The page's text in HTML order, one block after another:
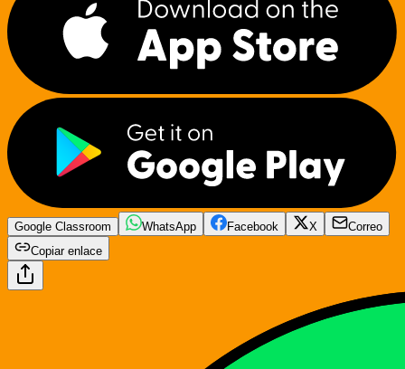
Google Classroom WhatsApp Facebook X
Correo
Copiar enlace